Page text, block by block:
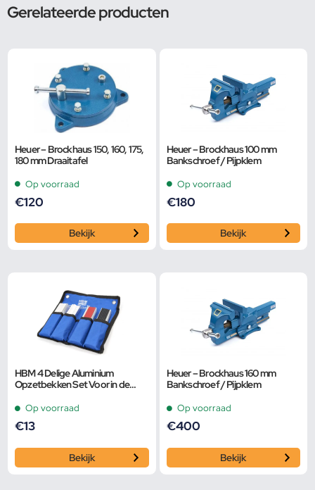
Gerelateerde producten
Heuer – Brockhaus 150, 160, 175,
180 mm Draaitafel
Op voorraad
€120
Bekijk
Heuer – Brockhaus 100 mm
Bankschroef / Pijpklem
Op voorraad
€180
Bekijk
HBM 4 Delige Aluminium
Opzetbekken Set Voor in de
Op voorraad
€13
Bekijk
Heuer – Brockhaus 160 mm
Bankschroef / Pijpklem
Op voorraad
€400
Bekijk